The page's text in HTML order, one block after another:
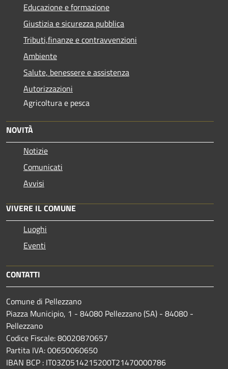
Educazione e formazione
Giustizia e sicurezza pubblica
Tributi,finanze e contravvenzioni
Ambiente
Salute, benessere e assistenza
Autorizzazioni
Agricoltura e pesca
NOVITÀ
Notizie
Comunicati
Avvisi
VIVERE IL COMUNE
Luoghi
Eventi
CONTATTI
Comune di Pellezzano
Piazza Municipio, 1 - 84080 Pellezzano (SA) - 84080 -
Pellezzano
Codice Fiscale: 80020870657
Partita IVA: 00650060650
IBAN BCP : IT03Z0514215200T21470000786